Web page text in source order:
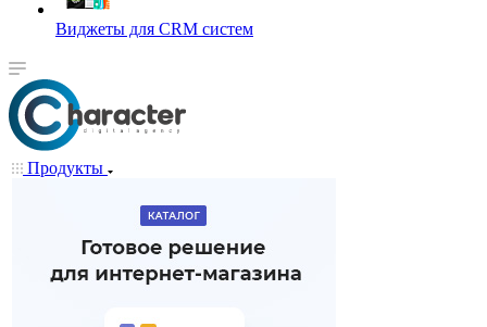
Виджеты для CRM cистем
Продукты